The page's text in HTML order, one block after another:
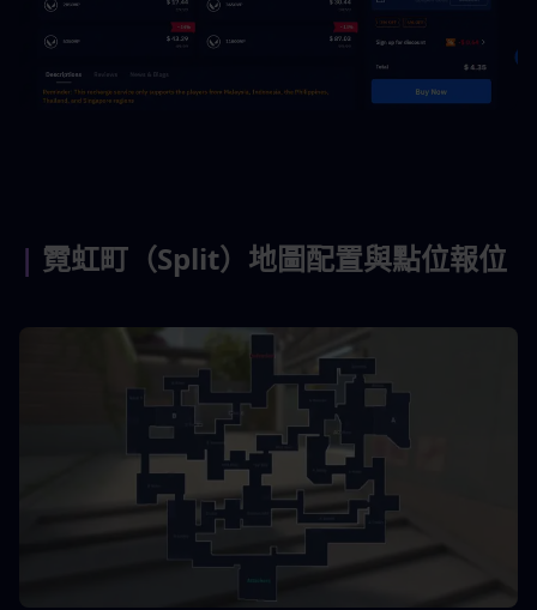
| 霓虹町（Split）地圖配置與點位報位